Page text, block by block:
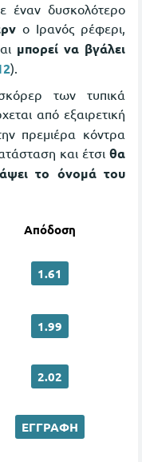
έναν δυσκολότερο
ο Ιρανός ρέφερι,
μπορεί να βγάλει
).
των τυπικά
από εξαιρετική
πρεμιέρα κόντρα
και έτσι θα
το όνομά του
Απόδοση
1.61
1.99
2.02
ΕΓΓΡΑΦΗ